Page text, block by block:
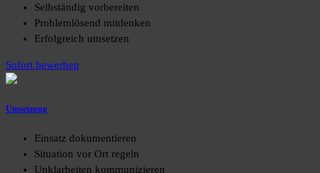
Selbständig vorbereiten
Problemlösend mitdenken
Erfolgreich umsetzen
Sofort bewerben
Umsetzung
Einsatz dokumentieren
Situation vor Ort regeln
Unklarheiten kommunizieren